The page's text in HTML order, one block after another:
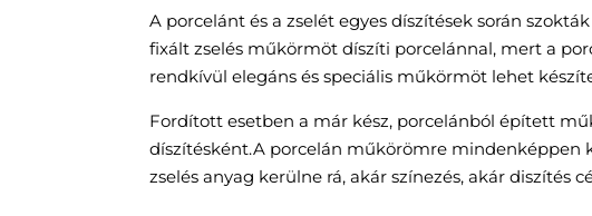
A porcelánt és a zselét egyes díszítések során
fixált zselés műkörmöt díszíti porcelánnal, mert a
rendkívül elegáns és speciális műkörmöt lehet
Fordított esetben a már kész, porcelánból épített
díszítésként.A porcelán műkörömre mindenképpen
zselés anyag kerülne rá, akár színezés, akár diszítés